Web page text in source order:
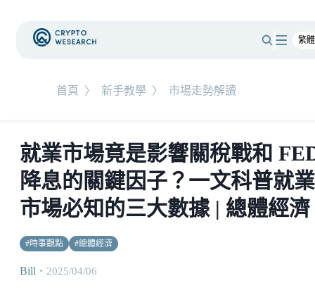
首頁 〉 新手教學 〉 市場走勢解讀
就業市場竟是影響關稅戰和
降息的關鍵因子？一文科普就業
市場必知的三大數據 | 總體經濟
#時事觀點 #總體經濟
Bill ・ 2025/04/06